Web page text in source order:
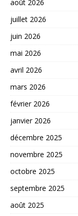
août 2026
juillet 2026
juin 2026
mai 2026
avril 2026
mars 2026
février 2026
janvier 2026
décembre 2025
novembre 2025
octobre 2025
septembre 2025
août 2025